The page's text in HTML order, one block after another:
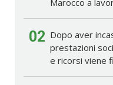
02 Dopo aver
prestazioni
e ricorsi viene